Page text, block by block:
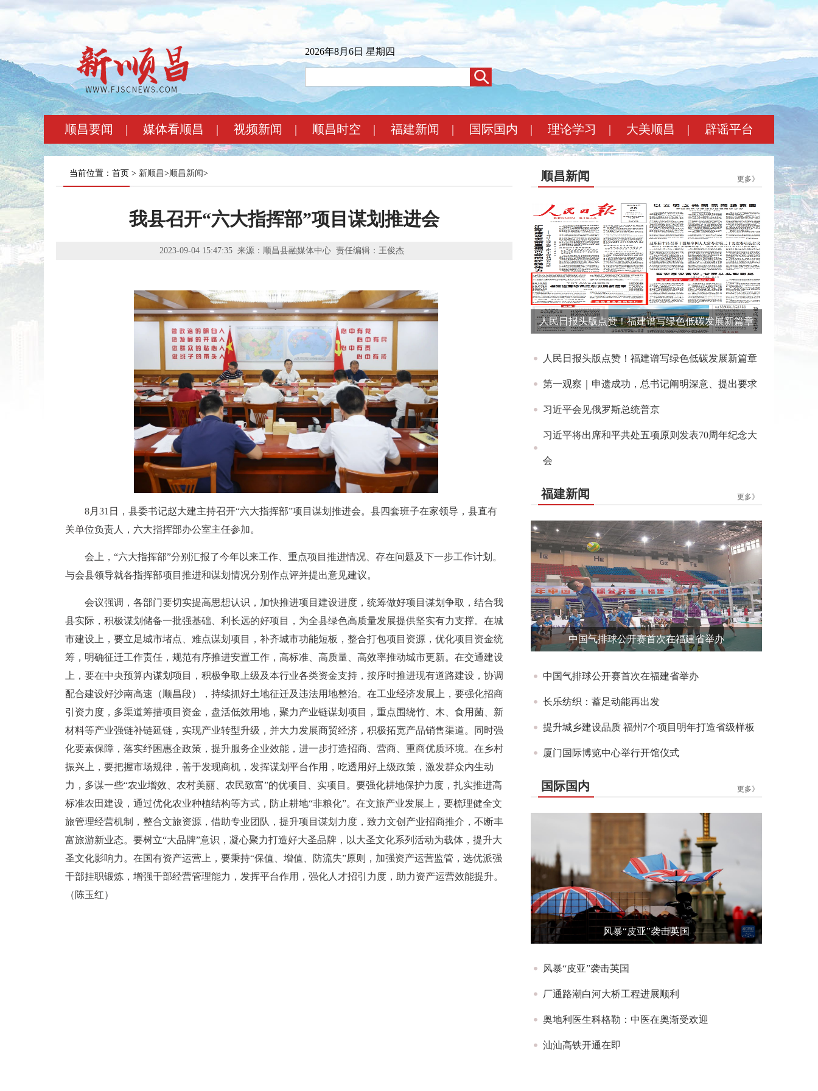
2026年8月6日 星期四
顺昌要闻 | 媒体看顺昌 | 视频新闻 | 顺昌时空 | 福建新闻 | 国际国内 | 理论学习 | 大美顺昌 | 辟谣平台
当前位置：首页 > 新顺昌>顺昌新闻>
我县召开“六大指挥部”项目谋划推进会
2023-09-04 15:47:35 来源：顺昌县融媒体中心 责任编辑：王俊杰
8月31日，县委书记赵大建主持召开“六大指挥部”项目谋划推进会。县四套班子在家领导，县直有
关单位负责人，六大指挥部办公室主任参加。
会上，“六大指挥部”分别汇报了今年以来工作、重点项目推进情况、存在问题及下一步工作计划。
与会县领导就各指挥部项目推进和谋划情况分别作点评并提出意见建议。
会议强调，各部门要切实提高思想认识，加快推进项目建设进度，统筹做好项目谋划争取，结合我
县实际，积极谋划储备一批强基础、利长远的好项目，为全县绿色高质量发展提供坚实有力支撑。在城
市建设上，要立足城市堵点、难点谋划项目，补齐城市功能短板，整合打包项目资源，优化项目资金统
筹，明确征迁工作责任，规范有序推进安置工作，高标准、高质量、高效率推动城市更新。在交通建设
上，要在中央预算内谋划项目，积极争取上级及本行业各类资金支持，按序时推进现有道路建设，协调
配合建设好沙南高速（顺昌段），持续抓好土地征迁及违法用地整治。在工业经济发展上，要强化招商
引资力度，多渠道筹措项目资金，盘活低效用地，聚力产业链谋划项目，重点围绕竹、木、食用菌、新
材料等产业强链补链延链，实现产业转型升级，并大力发展商贸经济，积极拓宽产品销售渠道。同时强
化要素保障，落实纾困惠企政策，提升服务企业效能，进一步打造招商、营商、重商优质环境。在乡村
振兴上，要把握市场规律，善于发现商机，发挥谋划平台作用，吃透用好上级政策，激发群众内生动
力，多谋一些“农业增效、农村美丽、农民致富”的优项目、实项目。要强化耕地保护力度，扎实推进高
标准农田建设，通过优化农业种植结构等方式，防止耕地“非粮化”。在文旅产业发展上，要梳理健全文
旅管理经营机制，整合文旅资源，借助专业团队，提升项目谋划力度，致力文创产业招商推介，不断丰
富旅游新业态。要树立“大品牌”意识，凝心聚力打造好大圣品牌，以大圣文化系列活动为载体，提升大
圣文化影响力。在国有资产运营上，要秉持“保值、增值、防流失”原则，加强资产运营监管，选优派强
干部挂职锻炼，增强干部经营管理能力，发挥平台作用，强化人才招引力度，助力资产运营效能提升。
（陈玉红）
更多》
顺昌新闻
人民日报头版点赞！福建谱写绿色低碳发展新篇章
人民日报头版点赞！福建谱写绿色低碳发展新篇章
第一观察｜申遗成功，总书记阐明深意、提出要求
习近平会见俄罗斯总统普京
习近平将出席和平共处五项原则发表70周年纪念大
会
更多》
福建新闻
中国气排球公开赛首次在福建省举办
中国气排球公开赛首次在福建省举办
长乐纺织：蓄足动能再出发
提升城乡建设品质 福州7个项目明年打造省级样板
厦门国际博览中心举行开馆仪式
更多》
国际国内
风暴“皮亚”袭击英国
风暴“皮亚”袭击英国
厂通路潮白河大桥工程进展顺利
奥地利医生科格勒：中医在奥渐受欢迎
汕汕高铁开通在即